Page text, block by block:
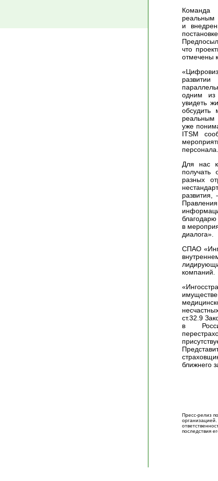
Команда
реальным
и
что
отмечены
одним
увидеть
обсудить
реальным
уже
ITSM
Для нас
получать
разных
развития,
благодарю
в
диалога».
СПАО
компаний.
ст.32.9
в
ближнего
Пресс-релиз
последствия